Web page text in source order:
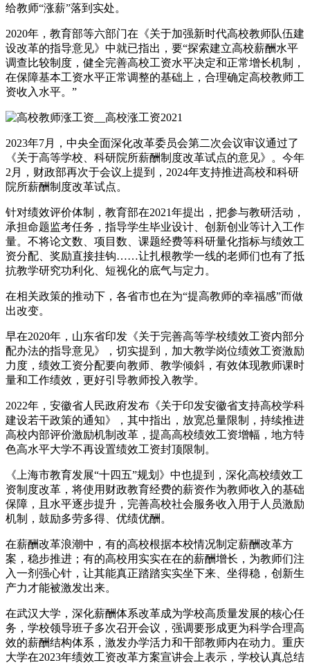
给教师“涨薪”落到实处。
2020年，教育部等六部门在《关于加强新时代高校教师队伍建
设改革的指导意见》中就已指出，要“探索建立高校薪酬水平
调查比较制度，健全完善高校工资水平决定和正常增长机制，
在保障基本工资水平正常调整的基础上，合理确定高校教师工
资收入水平。”
2023年7月，中央全面深化改革委员会第二次会议审议通过了
《关于高等学校、科研院所薪酬制度改革试点的意见》。今年
2月，财政部再次于会议上提到，2024年支持推进高校和科研
院所薪酬制度改革试点。
针对绩效评价体制，教育部在2021年提出，把参与教研活动，
承担命题监考任务，指导学生毕业设计、创新创业等计入工作
量。不将论文数、项目数、课题经费等科研量化指标与绩效工
资分配、奖励直接挂钩……让扎根教学一线的老师们也有了抵
抗教学研究功利化、短视化的底气与定力。
在相关政策的推动下，各省市也在为“提高教师的幸福感”而做
出改变。
早在2020年，山东省印发《关于完善高等学校绩效工资内部分
配办法的指导意见》，切实提到，加大教学岗位绩效工资激励
力度，绩效工资分配要向教师、教学倾斜，有效体现教师课时
量和工作绩效，更好引导教师投入教学。
2022年，安徽省人民政府发布《关于印发安徽省支持高校学科
建设若干政策的通知》，其中指出，放宽总量限制，持续推进
高校内部评价激励机制改革，提高高校绩效工资增幅，地方特
色高水平大学不再设置绩效工资封顶限制。
《上海市教育发展“十四五”规划》中也提到，深化高校绩效工
资制度改革，将使用财政教育经费的薪资作为教师收入的基础
保障，且水平逐步提升，完善高校社会服务收入用于人员激励
机制，鼓励多劳多得、优绩优酬。
在薪酬改革浪潮中，有的高校根据本校情况制定薪酬改革方
案，稳步推进；有的高校用实实在在的薪酬增长，为教师们注
入一剂强心针，让其能真正踏踏实实坐下来、坐得稳，创新生
产力才能被激发出来。
在武汉大学，深化薪酬体系改革成为学校高质量发展的核心任
务，学校领导班子多次召开会议，强调要形成更为科学合理高
效的薪酬结构体系，激发办学活力和干部教师内在动力。重庆
大学在2023年绩效工资改革方案宣讲会上表示，学校认真总结